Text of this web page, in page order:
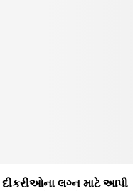
દીકરીઓના લગ્ન માટે આપી